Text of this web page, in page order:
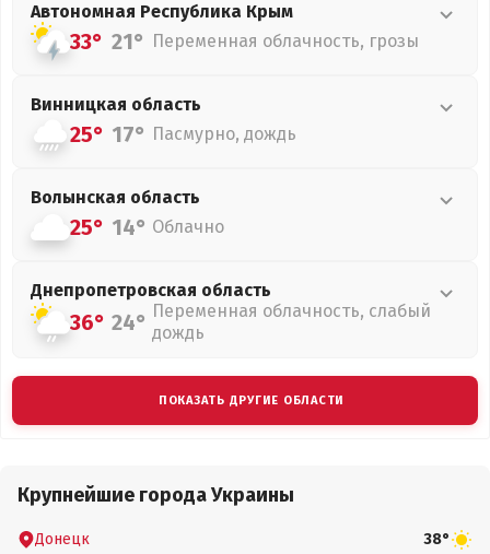
Автономная Республика Крым
33° 21° Переменная облачность, грозы
Винницкая область
25° 17° Пасмурно, дождь
Волынская область
25° 14° Облачно
Днепропетровская область
36° 24° Переменная облачность, слабый
дождь
ПОКАЗАТЬ ДРУГИЕ ОБЛАСТИ
Крупнейшие города Украины
Донецк 38°